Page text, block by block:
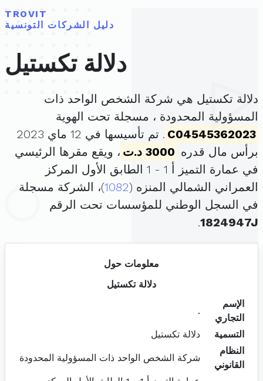
TROVIT
دليل الشركات التونسية
دلالة تكستيل
دلالة تكستيل هي شركة الشخص الواحد ذات
المسؤولية المحدودة ، مسجلة تحت الهوية
C04545362023
. تم تأسيسها في 12 ماي 2023
برأس مال قدره 3000 د.ت
، ويقع مقرها الرئيسي
في عمارة التميز أ 1 - 1 الطابق الأول المركز
العمراني الشمالي المنزه (1082)، الشركة مسجلة
في السجل الوطني للمؤسسات تحت الرقم
1824947J
.
معلومات حول
دلالة تكستيل
الإسم
التجاري
.
التسمية
دلالة تكستيل
النظام
القانوني
شركة الشخص الواحد ذات المسؤولية المحدودة